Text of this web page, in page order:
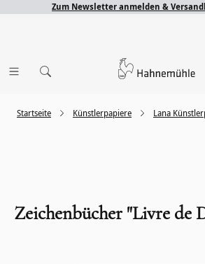
Zum Newsletter anmelden &
Lana
Künstlerpapiere
Startseite
Zeichenbücher "Livre de